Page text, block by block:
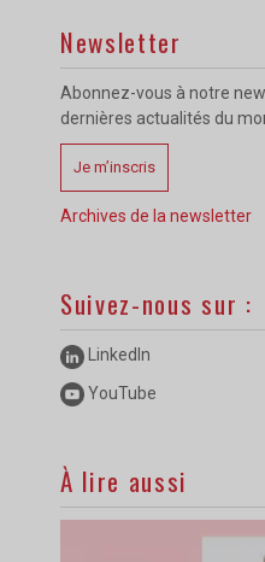
Newsletter
Abonnez-vous à notre
dernières actualités du
Je m’inscris
Archives de la newsletter
Suivez-nous sur :
LinkedIn
YouTube
À lire aussi